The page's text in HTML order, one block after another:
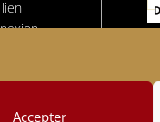
Accepter